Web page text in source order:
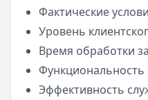
Фактические
Уровень
Время обработки
Эффективность